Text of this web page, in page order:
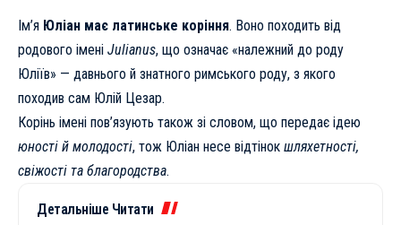
Ім’я Юліан має латинське коріння. Воно походить від
родового імені Julianus, що означає «належний до роду
Юліїв» — давнього й знатного римського роду, з якого
походив сам Юлій Цезар.
Корінь імені пов’язують також зі словом, що передає ідею
юності й молодості, тож Юліан несе відтінок шляхетності,
свіжості та благородства.
Детальніше Читати